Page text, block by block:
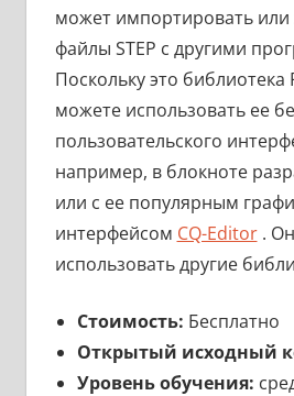
может импортировать или
файлы STEP с другими
Поскольку это
можете использовать ее
пользовательского
например, в блокноте
или с ее популярным
интерфейсом CQ-Editor.
использовать другие
Стоимость: Бесплатно
Открытый исходный
Уровень обучения: